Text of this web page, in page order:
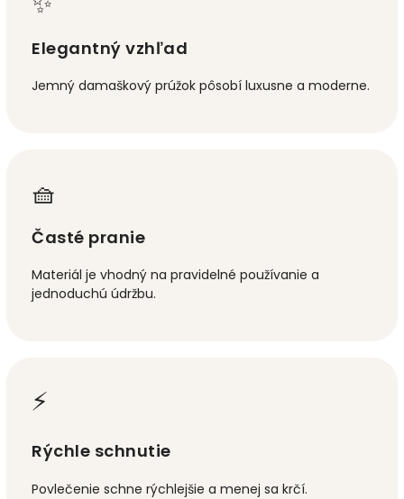
Elegantný vzhľad
Jemný damaškový prúžok pôsobí luxusne a moderne.
🧺
Časté pranie
Materiál je vhodný na pravidelné používanie a
jednoduchú údržbu.
⚡
Rýchle schnutie
Povlečenie schne rýchlejšie a menej sa krčí.